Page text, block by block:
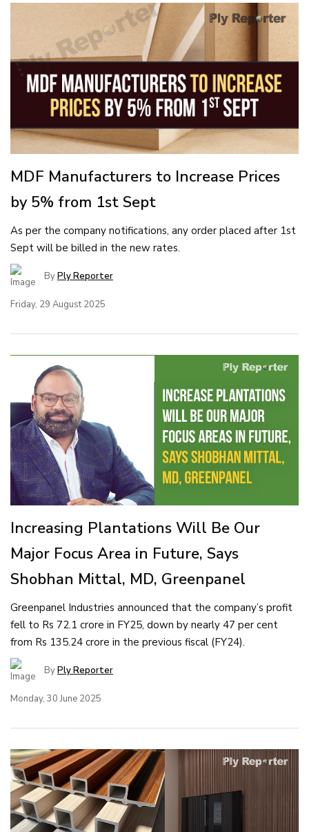
MDF Manufacturers to Increase Prices
by 5% from 1st Sept
As per the company notifications, any order placed after 1st
Sept will be billed in the new rates.
ByPly Reporter
Friday, 29 August 2025
Increasing Plantations Will Be Our
Major Focus Area in Future, Says
Shobhan Mittal, MD, Greenpanel
Greenpanel Industries announced that the company’s profit
fell to Rs 72.1 crore in FY25, down by nearly 47 per cent
from Rs 135.24 crore in the previous fiscal (FY24).
ByPly Reporter
Monday, 30 June 2025